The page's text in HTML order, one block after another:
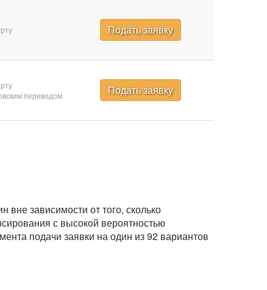
Подать заявку
переводом
Подать заявку
зависимости от того, сколько
с высокой вероятностью
подачи заявки на один из 92 вариантов